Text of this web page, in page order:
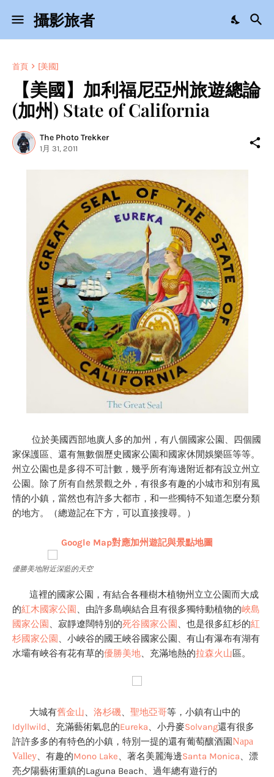
攝影旅者
首頁 [美國]
【美國】加利福尼亞州旅遊總論
(加州) State of California
The Photo Trekker
1月 31, 2011
位於美國西部地廣人多的加州，有八個國家公園、四個國
家保護區、還有無數個歷史國家公園和國家休閒娛樂區等等。
州立公園也是多得不可計數，幾乎所有海邊附近都有設立州立
公園。除了所有自然景觀之外，有很多有趣的小城市和別有風
情的小鎮，當然也有許多大都市，和一些獨特不知道怎麼分類
的地方。（總遊記在下方，可以直接搜尋。）
Google Map對應加州遊記與景點地圖
優勝美地附近深藍的天空
這裡的國家公園，有結合各種樹木植物州立立公園而大成
的紅木國家公園、由許多島嶼結合且有很多獨特動植物的峽島
國家公園、寂靜遼闊特別的死谷國家公園、也是很多紅杉的紅
杉國家公園、小峽谷的國王峽谷國家公園、有山有瀑布有湖有
水壩有峽谷有花有草的優勝美地、充滿地熱的拉森火山區。
大城有舊金山、 洛杉磯、 聖地亞哥等，小鎮有山中的
Idyllwild、充滿藝術氣息的Eureka、小丹麥Solvang還有很多
許許多多的有特色的小鎮，特別一提的還有葡萄釀酒園Napa
Valley、有趣的Mono Lake、著名美麗海邊Santa Monica、漂
亮夕陽藝術重鎮的Laguna Beach、過年總有遊行的